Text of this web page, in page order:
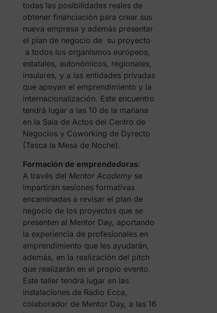
todas las posibilidades reales de
obtener financiación para crear sus
nueva empresa y además presentar
el plan de negocio de su proyecto
a todos los organismos europeos,
estatales, autonómicos, regionales,
insulares, y a las entidades privadas
que apoyan el emprendimiento y la
internacionalización. Este encuentro
tendrá lugar a las 10 de la mañana
en la Sala de Actos del Centro de
Negocios y Coworking de Dyrecto
(Tasca la Mesa de Noche).
Formación de emprendedoras:
A través del Mentor Academyse
impartirán sesiones formativas
encaminadas a revisar el plan de
negocio de los proyectos que se
presenten al Mentor Day, aportando
la experiencia de profesionales en
emprendimiento que les ayudarán,
además, en la realización del pitch
que realizarán en el propio evento.
Este taller tendrá lugar en las
instalaciones de Radio Ecca,
colaborador de Mentor Day, a las 16